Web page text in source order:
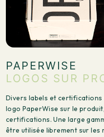
PAPERWISE
LOGOS SUR
Divers labels et certifications
logo PaperWise sur le
certifications. Une large
être utilisée librement sur les